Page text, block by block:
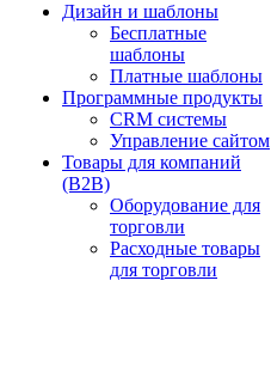
Дизайн и шаблоны
Бесплатные
шаблоны
Платные шаблоны
Программные продукты
CRM системы
Управление сайтом
Товары для компаний
(B2B)
Оборудование для
торговли
Расходные товары
для торговли